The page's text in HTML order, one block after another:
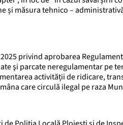
și măsura tehnico –
privind aprobarea
şi parcate neregulamentar pe
activității de ridicare,
care circulă ilegal pe raza